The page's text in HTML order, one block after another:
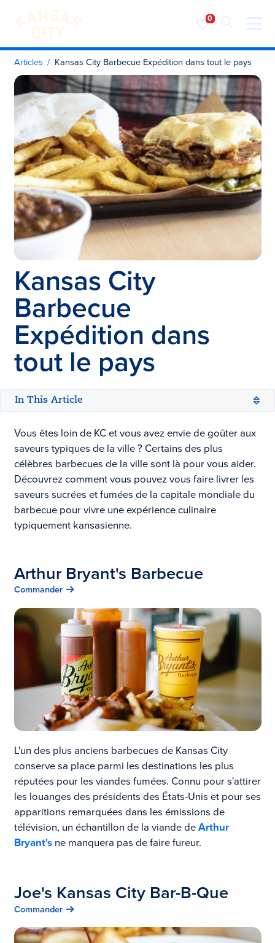
Visiter KC
Skip to content
Articles Kansas City Barbecue Expédition dans tout le pays
Kansas City
Barbecue
Expédition dans
tout le pays
In This Article
Vous êtes loin de KC et vous avez envie de goûter aux
saveurs typiques de la ville ? Certains des plus
célèbres barbecues de la ville sont là pour vous aider.
Découvrez comment vous pouvez vous faire livrer les
saveurs sucrées et fumées de la capitale mondiale du
barbecue pour vivre une expérience culinaire
typiquement kansasienne.
Arthur Bryant's Barbecue
Commander
L'un des plus anciens barbecues de Kansas City
conserve sa place parmi les destinations les plus
réputées pour les viandes fumées. Connu pour s'attirer
les louanges des présidents des États-Unis et pour ses
apparitions remarquées dans les émissions de
télévision, un échantillon de la viande deArthur
Bryant'sne manquera pas de faire fureur.
Joe's Kansas City Bar-B-Que
Commander